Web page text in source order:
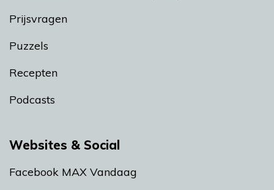
Prijsvragen
Puzzels
Recepten
Podcasts
Websites & Social
Facebook MAX Vandaag